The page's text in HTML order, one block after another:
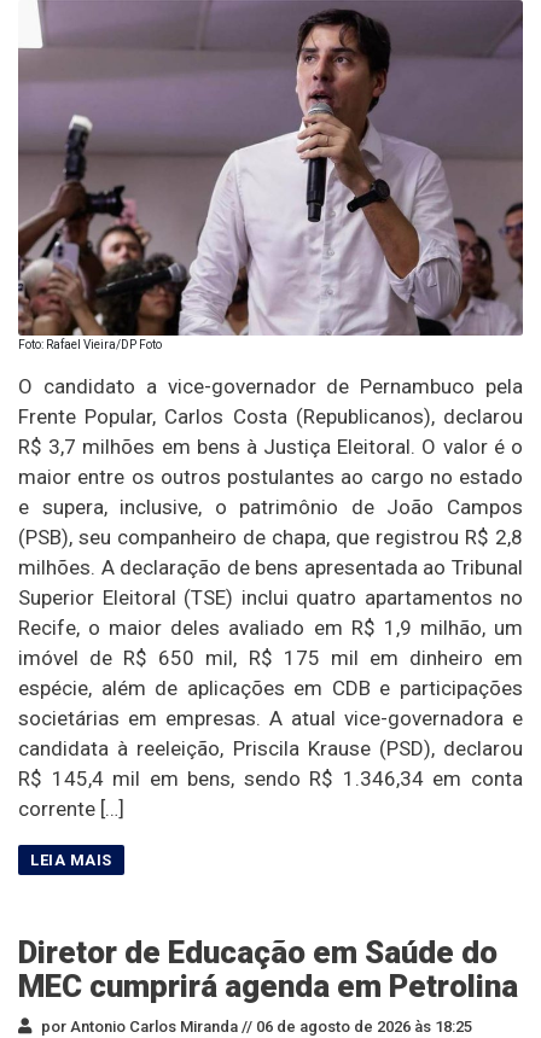
Foto: Rafael Vieira/DP Foto
O candidato a vice-governador de Pernambuco pela
Frente Popular, Carlos Costa (Republicanos), declarou
R$ 3,7 milhões em bens à Justiça Eleitoral. O valor é o
maior entre os outros postulantes ao cargo no estado
e supera, inclusive, o patrimônio de João Campos
(PSB), seu companheiro de chapa, que registrou R$ 2,8
milhões. A declaração de bens apresentada ao Tribunal
Superior Eleitoral (TSE) inclui quatro apartamentos no
Recife, o maior deles avaliado em R$ 1,9 milhão, um
imóvel de R$ 650 mil, R$ 175 mil em dinheiro em
espécie, além de aplicações em CDB e participações
societárias em empresas. A atual vice-governadora e
candidata à reeleição, Priscila Krause (PSD), declarou
R$ 145,4 mil em bens, sendo R$ 1.346,34 em conta
corrente […]
Diretor de Educação em Saúde do
MEC cumprirá agenda em Petrolina
por Antonio Carlos Miranda // 06 de agosto de 2026 às 18:25